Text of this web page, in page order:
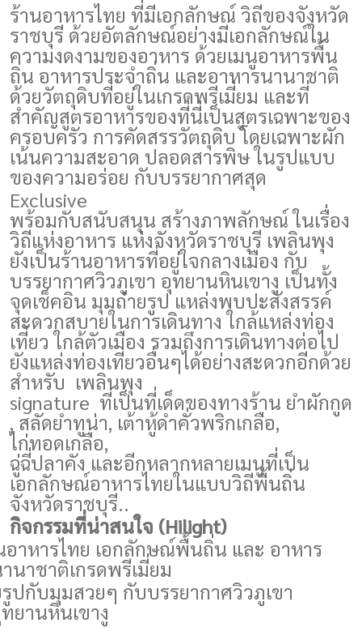
ร้านอาหารไทย ที่มีเอกลักษณ์ วิถีของจังหวัด
ราชบุรี ด้วยอัตลักษณ์อย่างมีเอกลักษณ์ใน
ความงดงามของอาหาร ด้วยเมนูอาหารพื้น
ถิ่น อาหารประจำถิ่น และอาหารนานาชาติ
ด้วยวัตถุดิบที่อยู่ในเกรดพรีเมี่ยม และที่
สำคัญสูตรอาหารของที่นี่เป็นสูตรเฉพาะของ
ครอบครัว การคัดสรรวัตถุดิบ โดยเฉพาะผัก
เน้นความสะอาด ปลอดสารพิษ ในรูปแบบ
ของความอร่อย กับบรรยากาศสุด
Exclusive
พร้อมกับสนับสนุน สร้างภาพลักษณ์ ในเรื่อง
วิถีแห่งอาหาร แห่งจังหวัดราชบุรี เพลินพุง
ยังเป็นร้านอาหารที่อยู่ใจกลางเมือง กับ
บรรยากาศวิวภูเขา อุทยานหินเขางู เป็นทั้ง
จุดเช็คอิน มุมถ่ายรูป แหล่งพบปะสังสรรค์
สะดวกสบายในการเดินทาง ใกล้แหล่งท่อง
เที่ยว ใกล้ตัวเมือง รวมถึงการเดินทางต่อไป
ยังแหล่งท่องเที่ยวอื่นๆได้อย่างสะดวกอีกด้วย
สำหรับ เพลินพุง
signature ที่เป็นที่เด็ดของทางร้าน ยำผักกูด
, สลัดยำทูน่า, เต้าหู้ดำคั่วพริกเกลือ,
ไก่ทอดเกลือ,
ฉู่ฉี่ปลาคัง และอีกหลากหลายเมนูที่เป็น
เอกลักษณ์อาหารไทยในแบบวิถีพื้นถิ่น
จังหวัดราชบุรี..
กิจกรรมที่น่าสนใจ (Hilight)
าหารไทย เอกลักษณ์พื้นถิ่น และ อาหาร
นาชาติเกรดพรีเมี่ยม
ปกับมุมสวยๆ กับบรรยากาศวิวภูเขา
ยานหินเขางู